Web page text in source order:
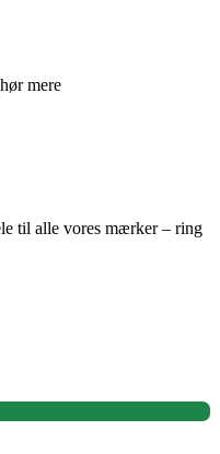
mere
til alle vores mærker – ring